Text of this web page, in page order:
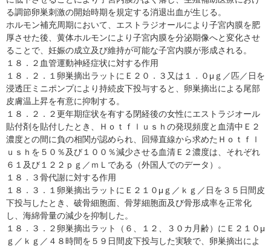
る調節卵巣刺激の開始時期を規定する消退出血が生じる。
ホルモン補充周期において、エストラジオールにより子宮内膜を肥
厚させた後、黄体ホルモンにより子宮内膜を分泌期像へと変化させ
ることで、妊娠の成立及び維持が可能な子宮内膜が形成される。
１８．２血管運動神経症状に対する作用
１８．２．１卵巣摘出ラットにＥ２０．３又は１．０μｇ／匹／日を
浸透圧ミニポンプにより持続皮下投与すると、卵巣摘出による尾部
皮膚温上昇を有意に抑制する。
１８．２．２更年期症状を有する閉経後の女性にエストラジオール
貼付剤を貼付したとき、Ｈｏｔｆｌｕｓｈの発現頻度と血清中Ｅ２
濃度との間に負の相関が認められ、回帰直線から求めたＨｏｔｆｌ
ｕｓｈを５０％及び１００％減少させる血清Ｅ２濃度は、それぞれ
６１及び１２２ｐｇ／ｍＬである（外国人でのデータ）。
１８．３骨代謝に対する作用
１８．３．１卵巣摘出ラットにＥ２１０μｇ／ｋｇ／日を３５日間皮
下投与したとき、破骨細胞面、骨芽細胞面及び骨形成率を正常化
し、海綿骨量の減少を抑制した。
１８．３．２卵巣摘出ラット（６、１２、３０カ月齢）にＥ２１０μ
ｇ／ｋｇ／４８時間を５９日間皮下投与した実験で、卵巣摘出によ